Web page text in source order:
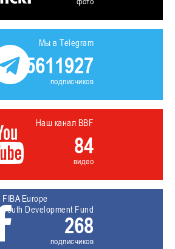
Мы в Telegram
5611927
подписчиков
Наш канал BBF
84
видео
FIBA Europe
Youth Development Fund
268
подписчиков